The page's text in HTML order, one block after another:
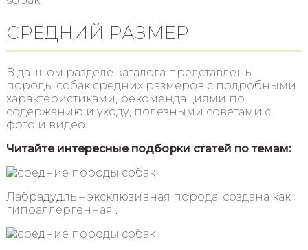
СРЕДНИЙ РАЗМЕР
В данном разделе каталога представлены
породы собак средних размеров с подробными
характеристиками, рекомендациями по
содержанию и уходу, полезными советами с
фото и видео.
Читайте интересные подборки статей по темам:
Лабрадудль – эксклюзивная порода, создана как
гипоаллергенная .